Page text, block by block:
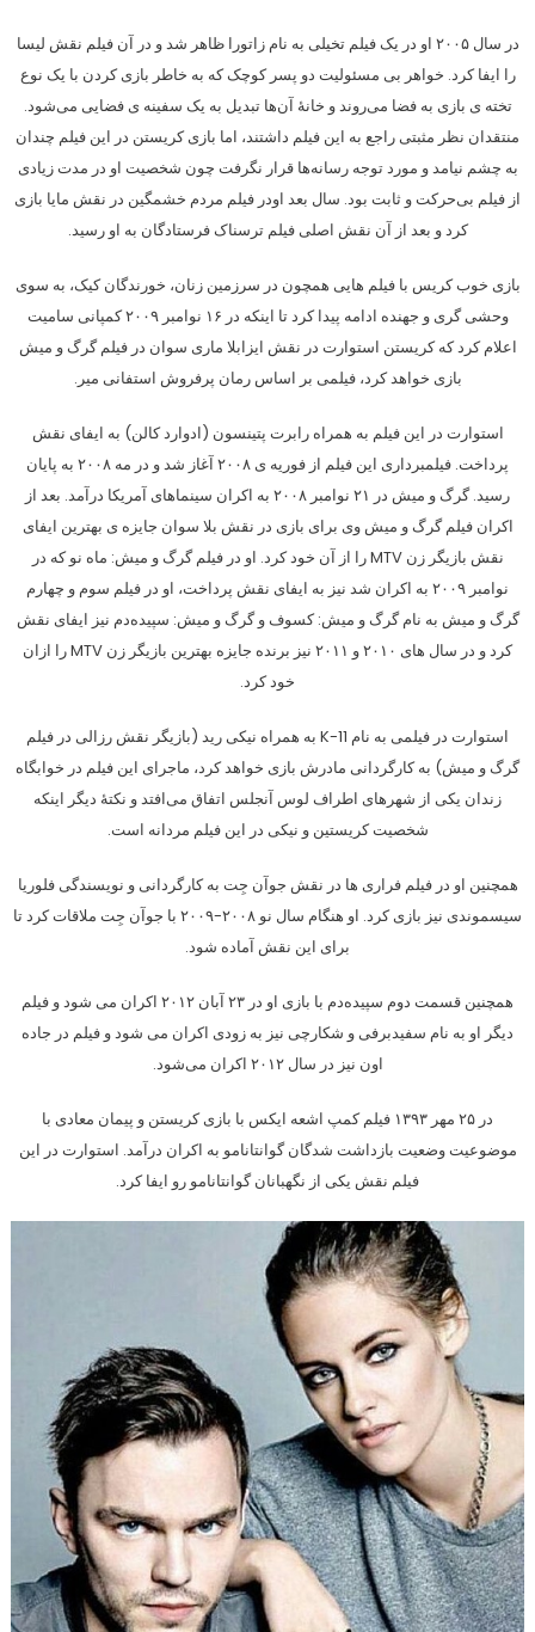
در سال ۲۰۰۵ او در یک فیلم تخیلی به نام زاتورا ظاهر شد و در آن فیلم نقش لیسا
را ایفا کرد. خواهر بی مسئولیت دو پسر کوچک که به خاطر بازی کردن با یک نوع
تخته ی بازی به فضا می‌روند و خانهٔ آن‌ها تبدیل به یک سفینه ی فضایی می‌شود.
منتقدان نظر مثبتی راجع به این فیلم داشتند، اما بازی کریستن در این فیلم چندان
به چشم نیامد و مورد توجه رسانه‌ها قرار نگرفت چون شخصیت او در مدت زیادی
از فیلم بی‌حرکت و ثابت بود. سال بعد اودر فیلم مردم خشمگین در نقش مایا بازی
کرد و بعد از آن نقش اصلی فیلم ترسناک فرستادگان به او رسید.
بازی خوب کریس با فیلم هایی همچون در سرزمین زنان، خورندگان کیک، به سوی
وحشی گری و جهنده ادامه پیدا کرد تا اینکه در ۱۶ نوامبر ۲۰۰۹ کمپانی سامیت
اعلام کرد که کریستن استوارت در نقش ایزابلا ماری سوان در فیلم گرگ و میش
بازی خواهد کرد، فیلمی بر اساس رمان پرفروش استفانی میر.
استوارت در این فیلم به همراه رابرت پتینسون (ادوارد کالن) به ایفای نقش
پرداخت. فیلمبرداری این فیلم از فوریه ی ۲۰۰۸ آغاز شد و در مه ۲۰۰۸ به پایان
رسید. گرگ و میش در ۲۱ نوامبر ۲۰۰۸ به اکران سینماهای آمریکا درآمد. بعد از
اکران فیلم گرگ و میش وی برای بازی در نقش بلا سوان جایزه ی بهترین ایفای
نقش بازیگر زن MTV را از آن خود کرد. او در فیلم گرگ و میش: ماه نو که در
نوامبر ۲۰۰۹ به اکران شد نیز به ایفای نقش پرداخت، او در فیلم سوم و چهارم
گرگ و میش به نام گرگ و میش: کسوف و گرگ و میش: سپیده‌دم نیز ایفای نقش
کرد و در سال های ۲۰۱۰ و ۲۰۱۱ نیز برنده جایزه بهترین بازیگر زن MTV را ازان
خود کرد.
استوارت در فیلمی به نام K-11 به همراه نیکی رید (بازیگر نقش رزالی در فیلم
گرگ و میش) به کارگردانی مادرش بازی خواهد کرد، ماجرای این فیلم در خوابگاه
زندان یکی از شهرهای اطراف لوس آنجلس اتفاق می‌افتد و نکتهٔ دیگر اینکه
شخصیت کریستین و نیکی در این فیلم مردانه است.
همچنین او در فیلم فراری ها در نقش جوآن جِت به کارگردانی و نویسندگی فلوریا
سیسموندی نیز بازی کرد. او هنگام سال نو ۲۰۰۸-۲۰۰۹ با جوآن جِت ملاقات کرد تا
برای این نقش آماده شود.
همچنین قسمت دوم سپیده‌دم با بازی او در ۲۳ آبان ۲۰۱۲ اکران می شود و فیلم
دیگر او به نام سفیدبرفی و شکارچی نیز به زودی اکران می شود و فیلم در جاده
اون نیز در سال ۲۰۱۲ اکران می‌شود.
در ۲۵ مهر ۱۳۹۳ فیلم کمپ اشعه ایکس با بازی کریستن و پیمان معادی با
موضوعیت وضعیت بازداشت شدگان گوانتانامو به اکران درآمد. استوارت در این
فیلم نقش یکی از نگهبانان گوانتانامو رو ایفا کرد.